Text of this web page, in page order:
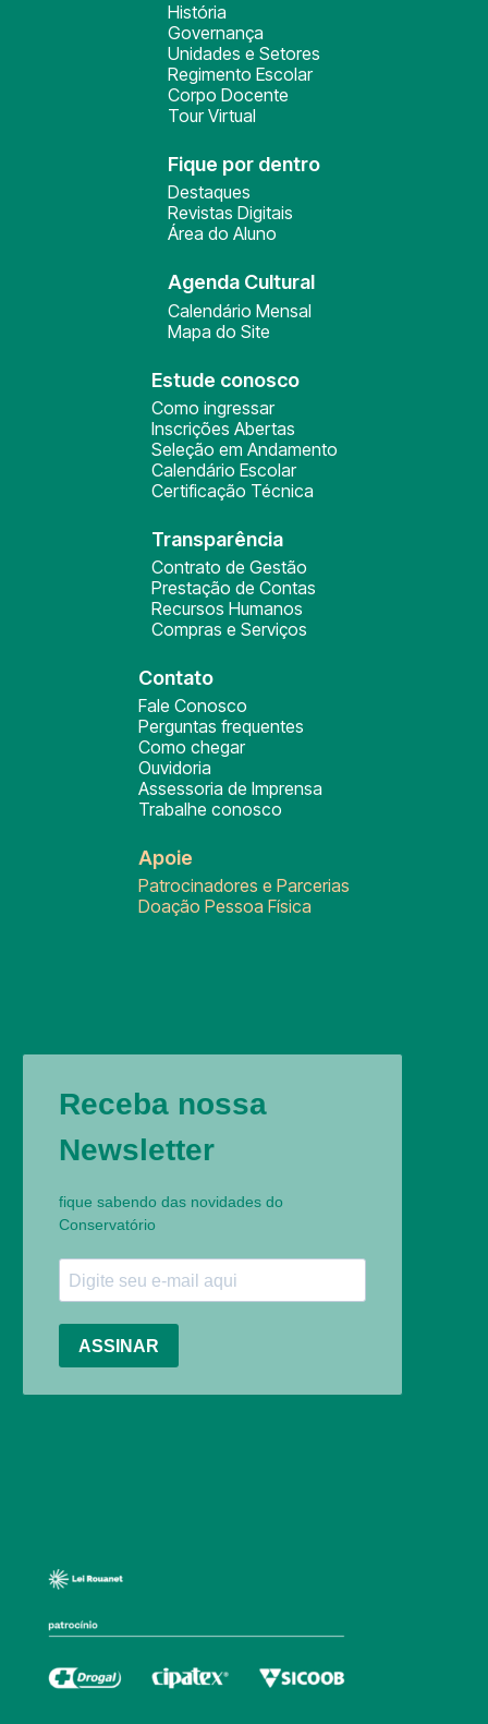
História
Governança
Unidades e Setores
Regimento Escolar
Corpo Docente
Tour Virtual
Fique por dentro
Destaques
Revistas Digitais
Área do Aluno
Agenda Cultural
Calendário Mensal
Mapa do Site
Estude conosco
Como ingressar
Inscrições Abertas
Seleção em Andamento
Calendário Escolar
Certificação Técnica
Transparência
Contrato de Gestão
Prestação de Contas
Recursos Humanos
Compras e Serviços
Contato
Fale Conosco
Perguntas frequentes
Como chegar
Ouvidoria
Assessoria de Imprensa
Trabalhe conosco
Apoie
Patrocinadores e Parcerias
Doação Pessoa Física